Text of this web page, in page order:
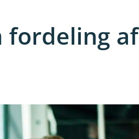
fordeling af